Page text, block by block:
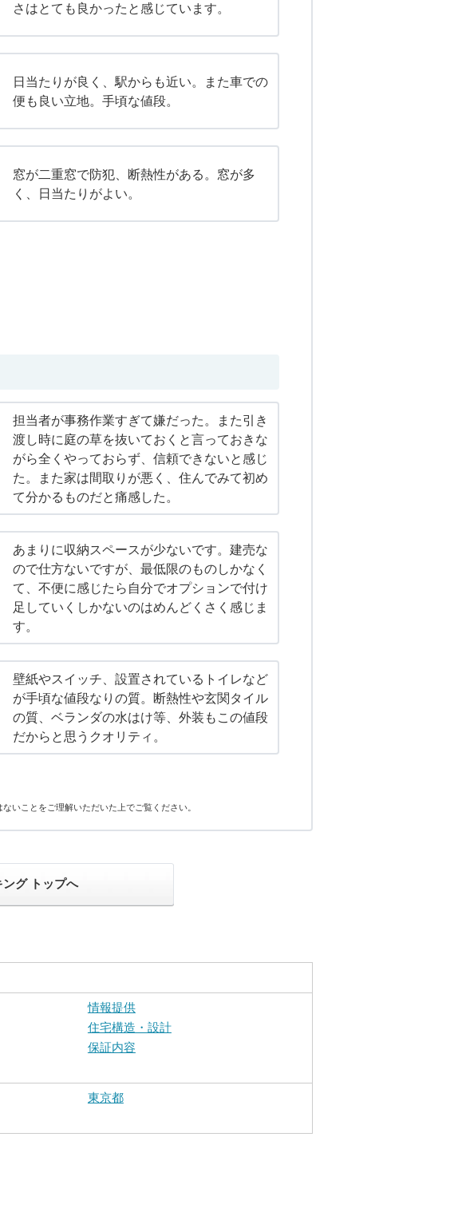
さはとても良かったと感じています。
日当たりが良く、駅からも近い。また車での
便も良い立地。手頃な値段。
窓が二重窓で防犯、断熱性がある。窓が多
く、日当たりがよい。
担当者が事務作業すぎて嫌だった。また引き
渡し時に庭の草を抜いておくと言っておきな
がら全くやっておらず、信頼できないと感じ
た。また家は間取りが悪く、住んでみて初め
て分かるものだと痛感した。
あまりに収納スペースが少ないです。建売な
ので仕方ないですが、最低限のものしかなく
て、不便に感じたら自分でオプションで付け
足していくしかないのはめんどくさく感じま
す。
壁紙やスイッチ、設置されているトイレなど
が手頃な値段なりの質。断熱性や玄関タイル
の質、ベランダの水はけ等、外装もこの値段
だからと思うクオリティ。
いことをご理解いただいた上でご覧ください。
グ トップへ
情報提供
住宅構造・設計
保証内容
東京都